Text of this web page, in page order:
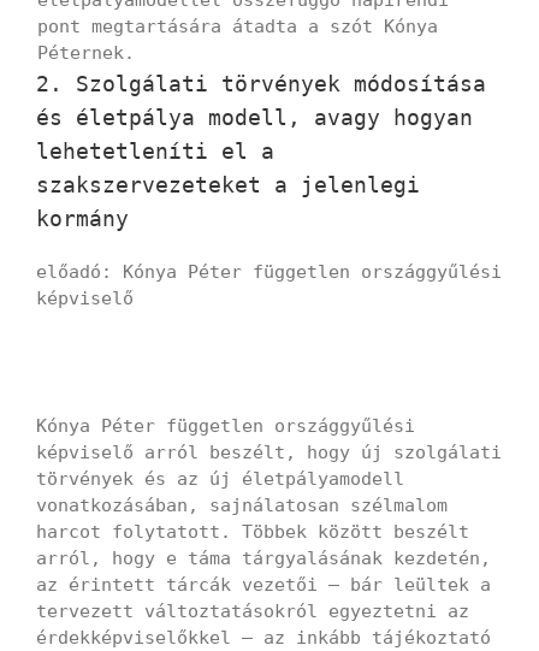
pont megtartására átadta a szót Kónya
Péternek.
2. Szolgálati törvények módosítása
és életpálya modell, avagy hogyan
lehetetleníti el a
szakszervezeteket a jelenlegi
kormány
előadó: Kónya Péter független országgyűlési
képviselő
Kónya Péter független országgyűlési
képviselő arról beszélt, hogy új szolgálati
törvények és az új életpályamodell
vonatkozásában, sajnálatosan szélmalom
harcot folytatott. Többek között beszélt
arról, hogy e táma tárgyalásának kezdetén,
az érintett tárcák vezetői – bár leültek a
tervezett változtatásokról egyeztetni az
érdekképviselőkkel – az inkább tájékoztató